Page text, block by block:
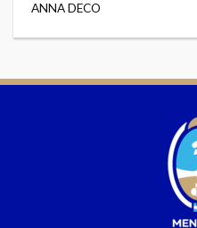
ANNA DECO